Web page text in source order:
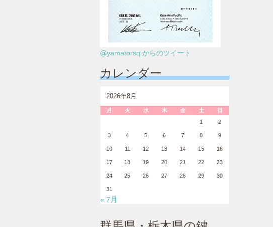
@yamatorsq からのツイート
カレンダー
2026年8月
月 火 水 木 金 土
日
1
2
3 4 5 6 7 8 9
10 11 12 13 14 15 16
17 18 19 20 21 22 23
24 25 26 27 28 29 30
31
« 7月